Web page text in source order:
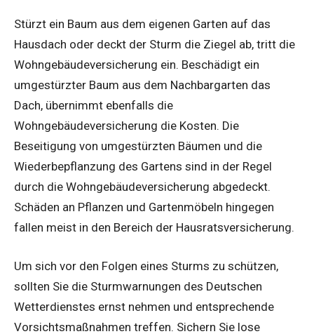
Stürzt ein Baum aus dem eigenen Garten auf das
Hausdach oder deckt der Sturm die Ziegel ab, tritt die
Wohngebäudeversicherung ein. Beschädigt ein
umgestürzter Baum aus dem Nachbargarten das
Dach, übernimmt ebenfalls die
Wohngebäudeversicherung die Kosten. Die
Beseitigung von umgestürzten Bäumen und die
Wiederbepflanzung des Gartens sind in der Regel
durch die Wohngebäudeversicherung abgedeckt.
Schäden an Pflanzen und Gartenmöbeln hingegen
fallen meist in den Bereich der Hausratsversicherung.
Um sich vor den Folgen eines Sturms zu schützen,
sollten Sie die Sturmwarnungen des Deutschen
Wetterdienstes ernst nehmen und entsprechende
Vorsichtsmaßnahmen treffen. Sichern Sie lose